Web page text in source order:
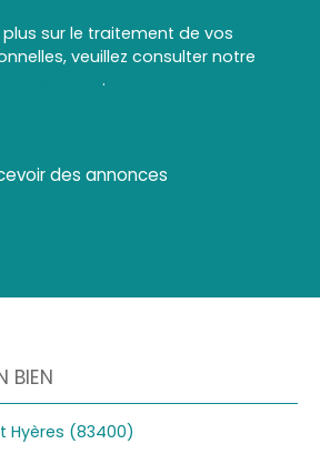
plus sur le traitement de vos
veuillez consulter notre
.
des annonces
BIEN
(83400)